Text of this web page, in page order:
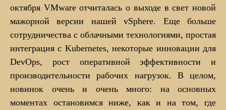
октября VMware отчиталась о выходе в свет новой
мажорной версии нашей vSphere. Еще больше
сотрудничества с облачными технологиями, простая
интеграция с Kubernetes, некоторые инновации для
DevOps, рост оперативной эффективности и
производительности рабочих нагрузок. В целом,
новинок очень и очень много: на основных
моментах остановимся ниже, как и на том, где